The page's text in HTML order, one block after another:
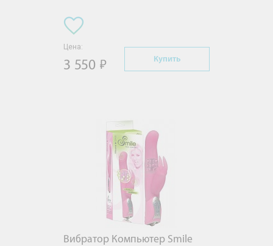
Цена:
3 550 Купить
Вибратор Компьютер Smile